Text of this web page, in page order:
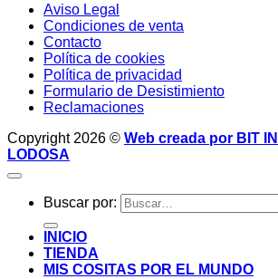
Aviso Legal
Condiciones de venta
Contacto
Política de cookies
Política de privacidad
Formulario de Desistimiento
Reclamaciones
Copyright 2026 © Web creada por BIT
LODOSA
Buscar por:
INICIO
TIENDA
MIS COSITAS POR EL MUNDO